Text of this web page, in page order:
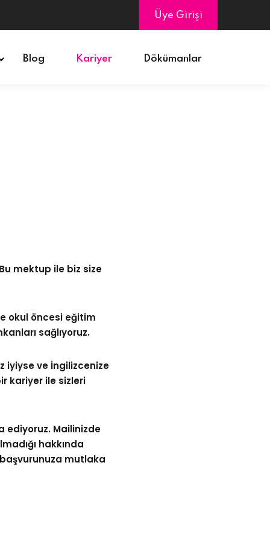
Üye Girişi
Blog Kariyer Dökümanlar
mektup ile biz size
okul öncesi eğitim
sağlıyoruz.
iyiyse ve İngilizcenize
kariyer ile sizleri
ediyoruz. Mailinizde
hakkında
mutlaka